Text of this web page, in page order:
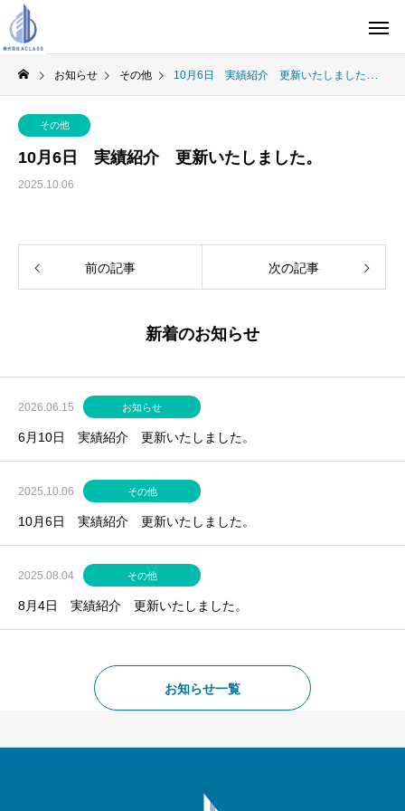
お知らせ その他 10月6日 実績紹介 更新いたしました。
その他
10月6日 実績紹介 更新いたしました。
2025.10.06
前の記事 次の記事
新着のお知らせ
2026.06.15 お知らせ
6月10日 実績紹介 更新いたしました。
2025.10.06 その他
10月6日 実績紹介 更新いたしました。
2025.08.04 その他
8月4日 実績紹介 更新いたしました。
お知らせ一覧